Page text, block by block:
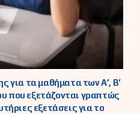
για τα μαθήματα των Α’, Β’
που εξετάζονται γραπτώς
εξετάσεις για το